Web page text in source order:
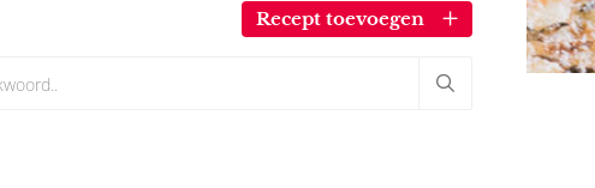
Recept toevoegen